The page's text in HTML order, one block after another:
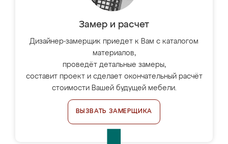
Замер и расчет
Дизайнер-замерщик приедет к Вам с каталогом
материалов,
проведёт детальные замеры,
составит проект и сделает окончательный расчёт
стоимости Вашей будущей мебели.
ВЫЗВАТЬ ЗАМЕРЩИКА